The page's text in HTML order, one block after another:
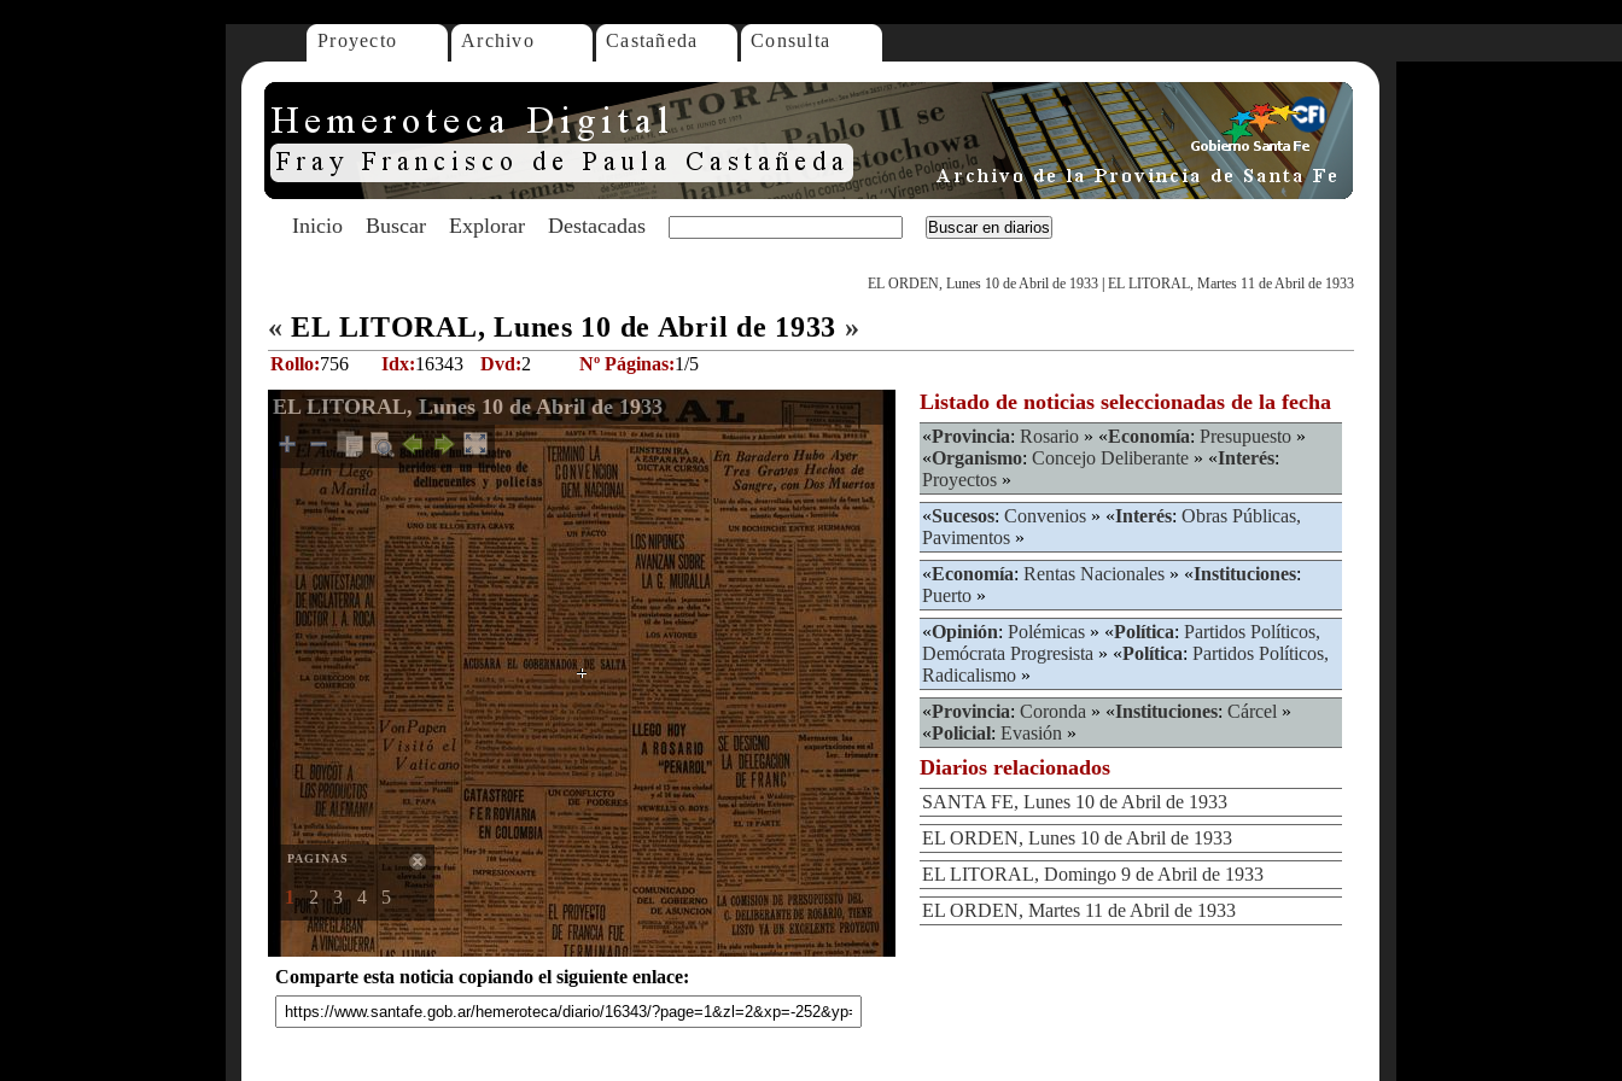
Proyecto Archivo Castañeda Consulta
Inicio Buscar Explorar Destacadas
EL ORDEN, Lunes 10 de Abril de 1933 EL LITORAL, Martes 11 de Abril de 1933
« EL LITORAL, Lunes 10 de Abril de 1933 »
Rollo:756 Idx:16343 Dvd:2 Nº Páginas:1/5
EL LITORAL, Lunes 10 de Abril de 1933
PAGINAS
1 2 3 4 5
Comparte esta noticia copiando el siguiente enlace:
Listado de noticias seleccionadas de la fecha
«Provincia: Rosario » «Economía: Presupuesto »
«Organismo: Concejo Deliberante » «Interés:
Proyectos »
«Sucesos: Convenios » «Interés: Obras Públicas,
Pavimentos »
«Economía: Rentas Nacionales » «Instituciones:
Puerto »
«Opinión: Polémicas » «Política: Partidos Políticos,
Demócrata Progresista » «Política: Partidos Políticos,
Radicalismo »
«Provincia: Coronda » «Instituciones: Cárcel »
«Policial: Evasión »
Diarios relacionados
SANTA FE, Lunes 10 de Abril de 1933
EL ORDEN, Lunes 10 de Abril de 1933
EL LITORAL, Domingo 9 de Abril de 1933
EL ORDEN, Martes 11 de Abril de 1933